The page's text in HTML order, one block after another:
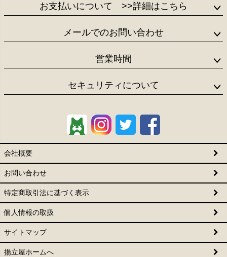
お支払いについて >>詳細はこちら
メールでのお問い合わせ
営業時間
セキュリティについて
会社概要
お問い合わせ
特定商取引法に基づく表示
個人情報の取扱
サイトマップ
揚立屋ホームへ